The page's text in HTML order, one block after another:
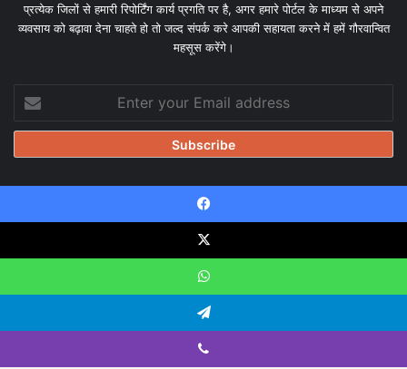
प्रत्येक जिलों से हमारी रिपोर्टिंग कार्य प्रगति पर है, अगर हमारे पोर्टल के माध्यम से अपने
व्यवसाय को बढ़ावा देना चाहते हो तो जल्द संपर्क करे आपकी सहायता करने में हमें गौरवान्वित
महसूस करेंगे।
your
Email
© Copyright 2026, All Rights Reserved |
Design & Developed
Blog
Contact Us
Facebook
X
WhatsApp
Telegram